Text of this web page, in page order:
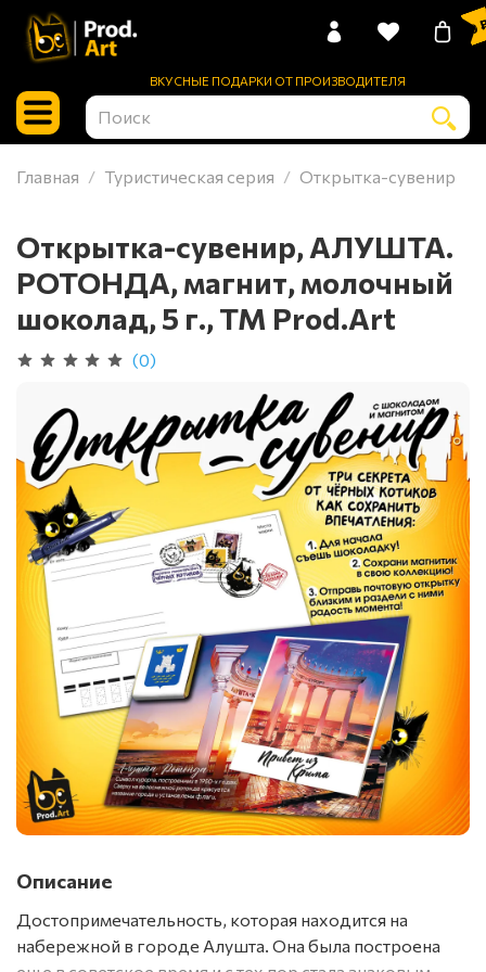
ВКУСНЫЕ ПОДАРКИ ОТ ПРОИЗВОДИТЕЛЯ
0
Главная Туристическая серия Открытка-сувенир
Открытка-сувенир, АЛУШТА.
РОТОНДА, магнит, молочный
шоколад, 5 г., TM Prod.Art
(0)
Описание
Достопримечательность, которая находится на
набережной в городе Алушта. Она была построена